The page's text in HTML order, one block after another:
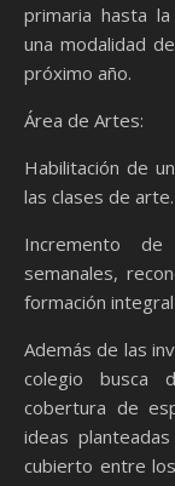
primaria hasta
una modalidad
próximo año.
Área de Artes:
Habilitación de
las clases de arte.
Incremento
semanales,
formación
Además de las
colegio busca
cobertura de
ideas
cubierto entre